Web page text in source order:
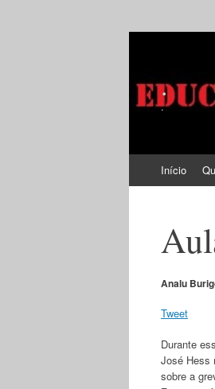
.
.
para
Início
Analu
Tweet
Durante
José Hess
sobre a